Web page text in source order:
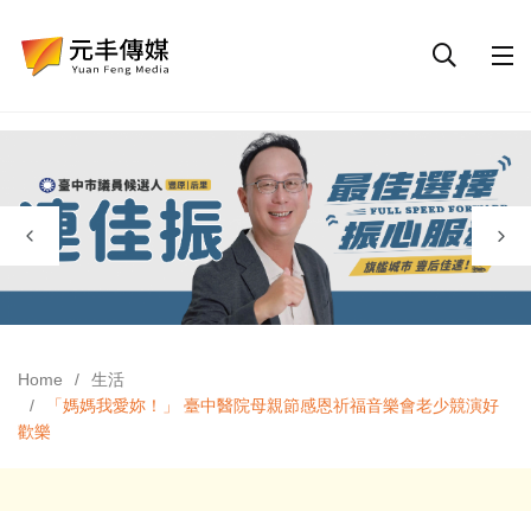
Home
生活
「媽媽我愛妳！」 臺中醫院母親節感恩祈福音樂會老少競演好
歡樂